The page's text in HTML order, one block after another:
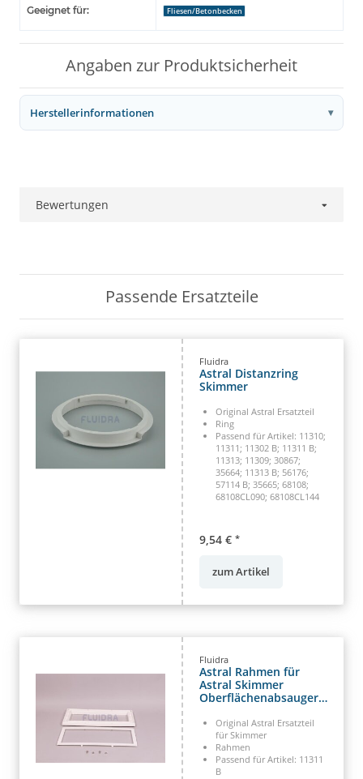
Geeignet für: Fliesen/Betonbecken
Angaben zur Produktsicherheit
Herstellerinformationen
Bewertungen
Passende Ersatzteile
Fluidra
Astral Distanzring
Skimmer
Original Astral Ersatzteil
Ring
Passend für Artikel: 11310;
11311; 11302 B; 11311 B;
11313; 11309; 30867;
35664; 11313 B; 56176;
57114 B; 35665; 68108;
68108CL090; 68108CL144
9,54 € *
zum Artikel
Fluidra
Astral Rahmen für
Astral Skimmer
Oberflächenabsauger
Original Astral Ersatzteil
für Skimmer
Rahmen
Passend für Artikel: 11311
B